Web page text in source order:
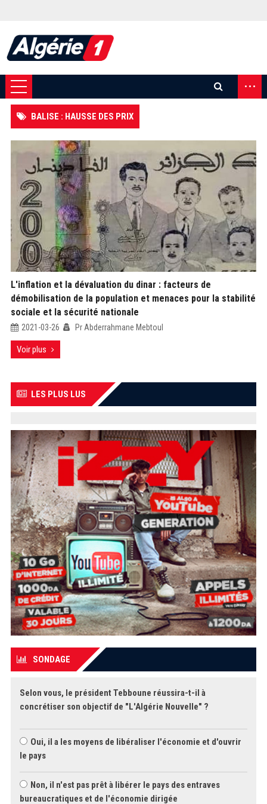
...
BALISE : HAUSSE DES PRIX
L'inflation et la dévaluation du dinar : facteurs de
démobilisation de la population et menaces pour la stabilité
sociale et la sécurité nationale
2021-03-26 Pr Abderrahmane Mebtoul
Voir plus
LES PLUS LUS
SONDAGE
Selon vous, le président Tebboune réussira-t-il à
concrétiser son objectif de "L'Algérie Nouvelle" ?
Oui, il a les moyens de libéraliser l'économie et d'ouvrir
le pays
Non, il n'est pas prêt à libérer le pays des entraves
bureaucratiques et de l'économie dirigée